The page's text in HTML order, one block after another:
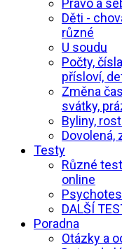
Právo a
Děti -
různé
U soudu
Počty,
přísloví,
Změna
svátky,
Byliny,
Dovolená,
Testy
Různé
online
DALŠÍ
Poradna
Otázky a